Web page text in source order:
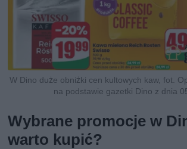
W Dino duże obniżki cen kultowych kaw, fot.
na podstawie gazetki Dino z dnia
Wybrane promocje w
warto kupić?